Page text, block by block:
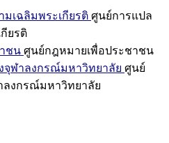
เฉลิมพระเกียรติ ศูนย์การแปล
ยรติ
ชน ศูนย์กฎหมายเพื่อประชาชน
จุฬาลงกรณ์มหาวิทยาลัย ศูนย์
ลงกรณ์มหาวิทยาลัย